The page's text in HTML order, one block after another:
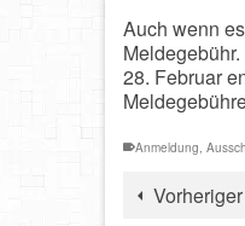
Auch wenn
28. Februar
Anmeldung